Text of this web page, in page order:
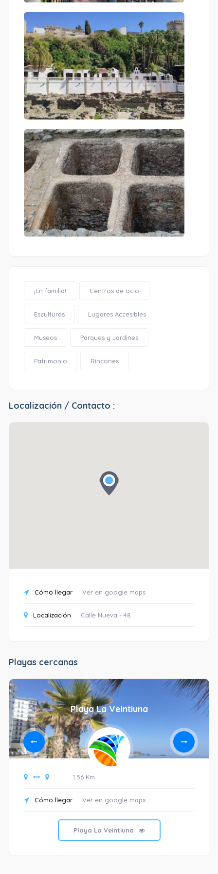
¡En familia! Centros de ocio
Esculturas Lugares Accesibles
Museos Parques y Jardines
Patrimonio Rincones
Localización / Contacto :
Cómo llegar Ver en google maps
Localización Calle Nueva - 48
Playas cercanas
Playa La Veintiuna
1.56 Km
Cómo llegar Ver en google maps
Playa La Veintiuna